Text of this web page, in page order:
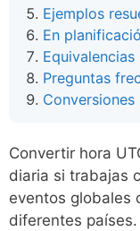
Ejemplos
En
Preguntas
Convertir hora
diaria si trabajas
eventos globales
diferentes